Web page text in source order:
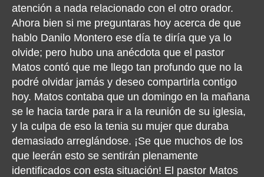
atención a nada relacionado con el otro orador.
Ahora bien si me preguntaras hoy acerca de que
hablo Danilo Montero ese día te diría que ya lo
olvide; pero hubo una anécdota que el pastor
Matos contó que me llego tan profundo que no la
podré olvidar jamás y deseo compartirla contigo
hoy. Matos contaba que un domingo en la mañana
se le hacia tarde para ir a la reunión de su iglesia,
y la culpa de eso la tenia su mujer que duraba
demasiado arreglándose. ¡Se que muchos de los
que leerán esto se sentirán plenamente
identificados con esta situación! El pastor Matos